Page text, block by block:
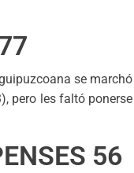
se marchó
pero les faltó ponerse
56